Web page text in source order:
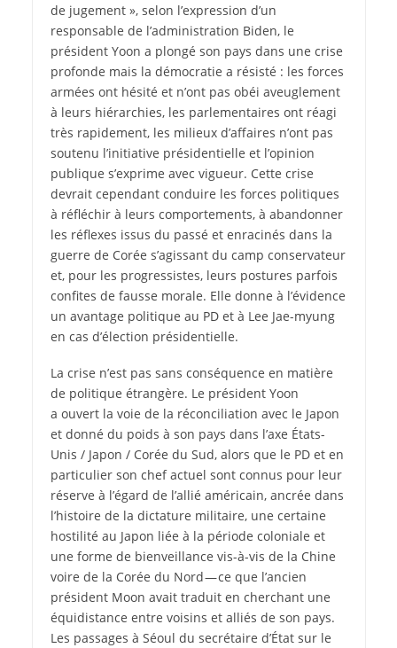
de jugement », selon l’expression d’un
responsable de l’administration Biden, le
président Yoon a plongé son pays dans une crise
profonde mais la démocratie a résisté : les forces
armées ont hésité et n’ont pas obéi aveuglement
à leurs hiérarchies, les parlementaires ont réagi
très rapidement, les milieux d’affaires n’ont pas
soutenu l’initiative présidentielle et l’opinion
publique s’exprime avec vigueur. Cette crise
devrait cependant conduire les forces politiques
à réfléchir à leurs comportements, à abandonner
les réflexes issus du passé et enracinés dans la
guerre de Corée s’agissant du camp conservateur
et, pour les progressistes, leurs postures parfois
confites de fausse morale. Elle donne à l’évidence
un avantage politique au PD et à Lee Jae-myung
en cas d’élection présidentielle.
La crise n’est pas sans conséquence en matière
de politique étrangère. Le président Yoon
a ouvert la voie de la réconciliation avec le Japon
et donné du poids à son pays dans l’axe États-
Unis / Japon / Corée du Sud, alors que le PD et en
particulier son chef actuel sont connus pour leur
réserve à l’égard de l’allié américain, ancrée dans
l’histoire de la dictature militaire, une certaine
hostilité au Japon liée à la période coloniale et
une forme de bienveillance vis-à-vis de la Chine
voire de la Corée du Nord — ce que l’ancien
président Moon avait traduit en cherchant une
équidistance entre voisins et alliés de son pays.
Les passages à Séoul du secrétaire d’État sur le